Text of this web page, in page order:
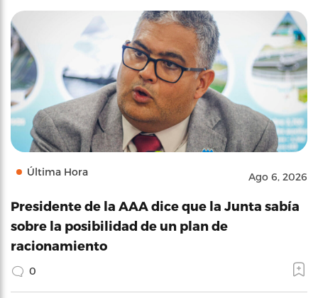
Última Hora Ago 6, 2026
Presidente de la AAA dice que la Junta sabía
sobre la posibilidad de un plan de
racionamiento
0